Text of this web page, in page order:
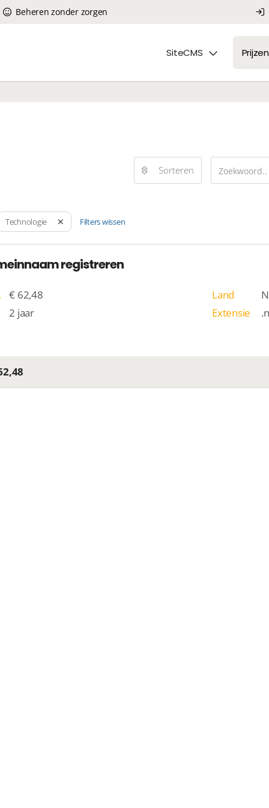
Sorteren
Technologie Filters wissen
registreren
j € 62,48 Land
2 jaar Extensie
Beheren zonder zorgen
SiteCMS Prijzen